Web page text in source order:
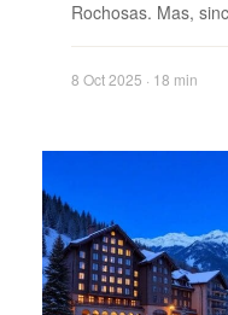
Rochosas. Mas,
Pireneus tem um
culturas
8 Oct 2025 · 18 min